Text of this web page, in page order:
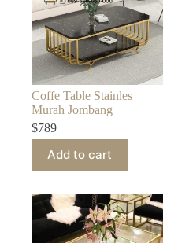
Coffe Table Stainles
Murah Jombang
$789
Add to cart